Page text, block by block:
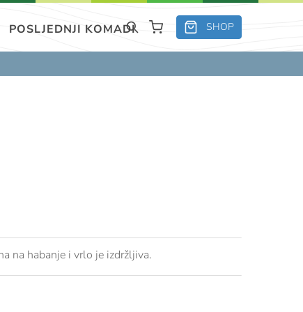
POSLJEDNJI KOMADI SHOP
na habanje i vrlo je izdržljiva.